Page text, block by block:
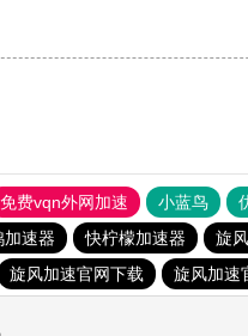
免费vqn外网加速 小蓝鸟
加速器 快柠檬加速器 旋
旋风加速官网下载 旋风加速